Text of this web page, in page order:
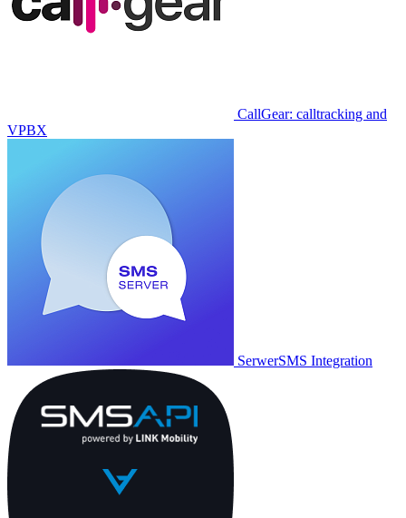
CallGear: calltracking and
VPBX
SerwerSMS Integration